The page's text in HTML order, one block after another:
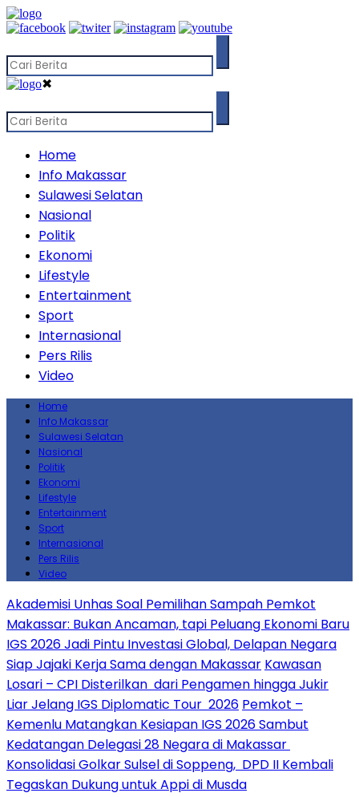
✖
Home
Info Makassar
Sulawesi Selatan
Nasional
Politik
Ekonomi
Lifestyle
Entertainment
Sport
Internasional
Pers Rilis
Video
Home
Info Makassar
Sulawesi Selatan
Nasional
Politik
Ekonomi
Lifestyle
Entertainment
Sport
Internasional
Pers Rilis
Video
Akademisi Unhas Soal Pemilihan Sampah Pemkot
Makassar: Bukan Ancaman, tapi Peluang Ekonomi Baru
IGS 2026 Jadi Pintu Investasi Global, Delapan Negara
Siap Jajaki Kerja Sama dengan Makassar Kawasan
Losari – CPI Disterilkan dari Pengamen hingga Jukir
Liar Jelang IGS Diplomatic Tour 2026 Pemkot –
Kemenlu Matangkan Kesiapan IGS 2026 Sambut
Kedatangan Delegasi 28 Negara di Makassar
Konsolidasi Golkar Sulsel di Soppeng, DPD II Kembali
Tegaskan Dukung untuk Appi di Musda